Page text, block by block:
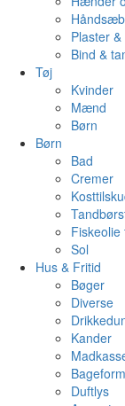
Plaster
Bind &
Tøj
Kvinder
Mænd
Børn
Børn
Bad
Cremer
Fiskeolie
Sol
Hus & Fritid
Bøger
Diverse
Kander
Duftlys